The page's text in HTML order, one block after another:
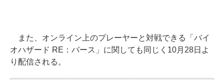
また、オンライン上のプレーヤーと対戦できる「バイ
オハザード RE：バース」に関しても同じく10月28日よ
り配信される。